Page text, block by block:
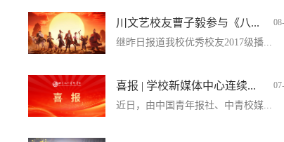
川文艺校友曹子毅参与《八...
继昨日报道我校优秀校友2017级播...
喜报 | 学校新媒体中心连续...
近日，由中国青年报社、中青校媒...